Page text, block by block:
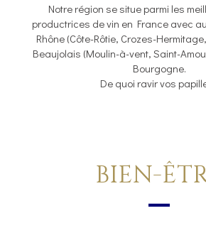
Notre région se situe parmi les
productrices de vin en France avec
Rhône (Côte-Rôtie, Crozes-
Beaujolais (Moulin-à-vent, Saint-
Bourgogne.
De quoi ravir vos
BIEN-